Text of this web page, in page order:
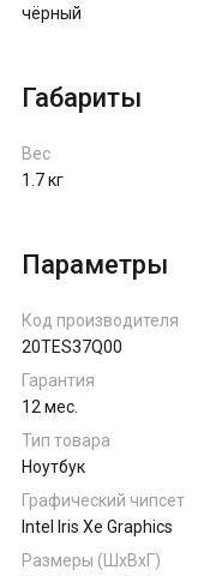
чёрный
Габариты
Вес
1.7 кг
Параметры
Код производителя
20TES37Q00
Гарантия
12 мес.
Тип товара
Ноутбук
Графический чипсет
Intel Iris Xe Graphics
Размеры (ШхВхГ)